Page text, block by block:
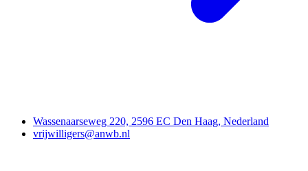
Wassenaarseweg 220, 2596 EC Den Haag, Nederland
vrijwilligers@anwb.nl